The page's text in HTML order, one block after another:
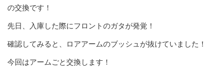
の交換です！
先日、入庫した際にフロントのガタが発覚！
確認してみると、ロアアームのブッシュが抜けていました！
今回はアームごと交換します！